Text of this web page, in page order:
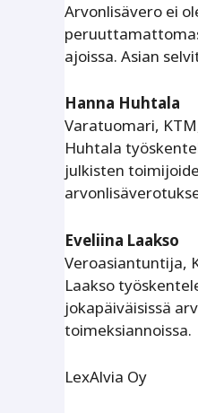
Arvonlisävero ei
ajoissa. Asian
Hanna Huhtala
Varatuomari,
Huhtala
julkisten
Eveliina Laakso
Veroasiantuntija,
Laakso
jokapäiväisissä
toimeksiannoissa.
LexAlvia Oy